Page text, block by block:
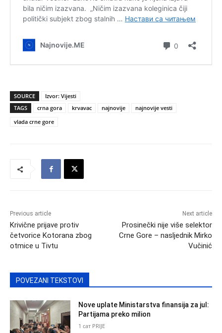
SOURCE
Izvor: Vijesti
TAGS
crna gora krvavac najnovije
najnovije vesti
vlada crne gore
Previous article
Krivične prijave protiv
četvorice Kotorana zbog
otmice u Tivtu
Next article
Prosinečki nije više selektor
Crne Gore – nasljednik Mirko
Vučinić
POVEZANI TEKSTOVI
Nove uplate Ministarstva finansija za jul:
Partijama preko milion
1 сат PRIJE